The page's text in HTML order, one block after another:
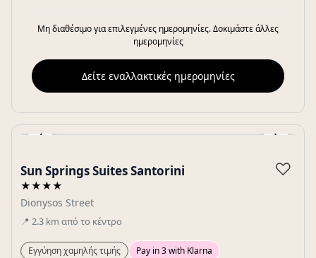
Μη διαθέσιμο για επιλεγμένες ημερομηνίες. Δοκιμάστε άλλες
ημερομηνίες
Δείτε εναλλακτικές ημερομηνίες
‹ ›
Sun Springs Suites Santorini
★★★★
Dionysos Street
📍 2.3 km από το κέντρο
♡
Εγγύηση χαμηλής τιμής Pay in 3 with Klarna